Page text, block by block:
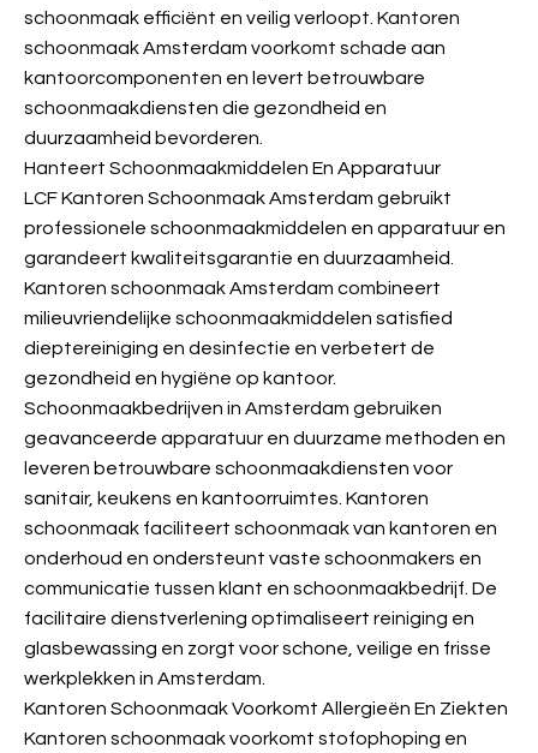
schoonmaak efficiënt en veilig verloopt. Kantoren
schoonmaak Amsterdam voorkomt schade aan
kantoorcomponenten en levert betrouwbare
schoonmaakdiensten die gezondheid en
duurzaamheid bevorderen.
Hanteert Schoonmaakmiddelen En Apparatuur
LCF Kantoren Schoonmaak Amsterdam gebruikt
professionele schoonmaakmiddelen en apparatuur en
garandeert kwaliteitsgarantie en duurzaamheid.
Kantoren schoonmaak Amsterdam combineert
milieuvriendelijke schoonmaakmiddelen satisfied
dieptereiniging en desinfectie en verbetert de
gezondheid en hygiëne op kantoor.
Schoonmaakbedrijven in Amsterdam gebruiken
geavanceerde apparatuur en duurzame methoden en
leveren betrouwbare schoonmaakdiensten voor
sanitair, keukens en kantoorruimtes. Kantoren
schoonmaak faciliteert schoonmaak van kantoren en
onderhoud en ondersteunt vaste schoonmakers en
communicatie tussen klant en schoonmaakbedrijf. De
facilitaire dienstverlening optimaliseert reiniging en
glasbewassing en zorgt voor schone, veilige en frisse
werkplekken in Amsterdam.
Kantoren Schoonmaak Voorkomt Allergieën En Ziekten
Kantoren schoonmaak voorkomt stofophoping en